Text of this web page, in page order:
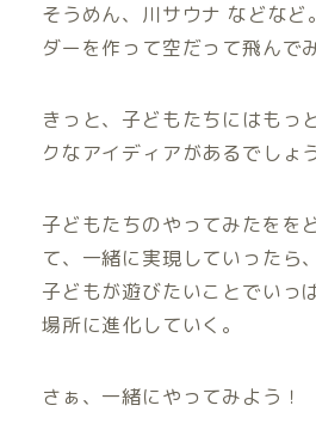
そうめん、川サウナ などなど
ダーを作って空だって飛んで
きっと、子どもたちにはもっ
クなアイディアがあるでしょう
子どもたちのやってみたをを
て、一緒に実現していったら
子どもが遊びたいことでいっ
場所に進化していく。
さぁ、一緒にやってみよう！